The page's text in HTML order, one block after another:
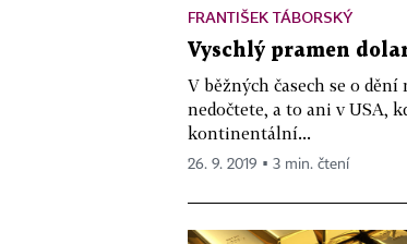
FRANTIŠEK TÁBORSKÝ
Vyschlý pramen
V běžných časech se o
nedočtete, a to ani v USA,
kontinentální...
26. 9. 2019 ▪ 3 min. čtení